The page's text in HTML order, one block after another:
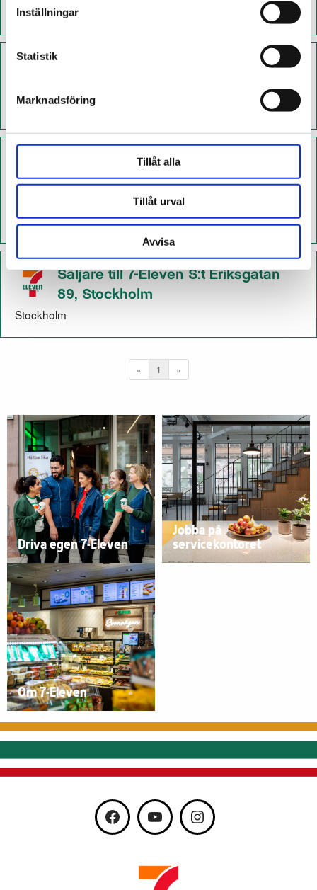
Inställningar
Statistik
Marknadsföring
Tillåt alla
Tillåt urval
Avvisa
Driva egen 7-Eleven
Jobba på
servicekontoret
Om 7-Eleven